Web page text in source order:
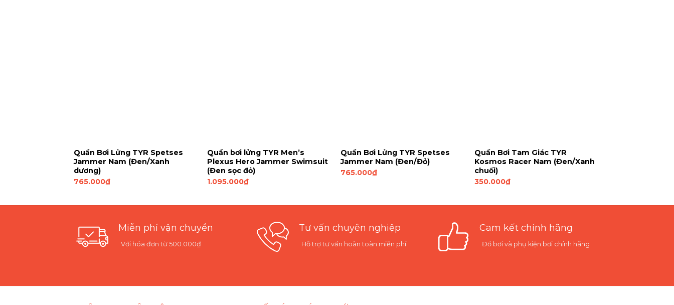
Quần Bơi Lửng TYR Spetses
Jammer Nam (Đen/Xanh
dương)
765.000₫
Quần bơi lửng TYR Men’s
Plexus Hero Jammer Swimsuit
(Đen sọc đỏ)
1.095.000₫
Quần Bơi Lửng TYR Spetses
Jammer Nam (Đen/Đỏ)
765.000₫
Quần Bơi Tam Giác TYR
Kosmos Racer Nam (Đen/Xanh
chuối)
350.000₫
Miễn phí vận chuyển
Với hóa đơn từ 500.000₫
Tư vấn chuyên nghiệp
Hỗ trợ tư vấn hoàn toàn miễn phí
Cam kết chính hãng
Đồ bơi và phụ kiện bơi chính hãng